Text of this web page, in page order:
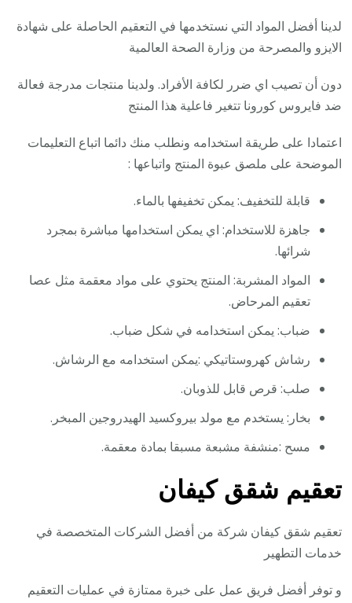
لدينا أفضل المواد التي نستخدمها في التعقيم الحاصلة على شهادة
الايزو والمصرحة من وزارة الصحة العالمية
دون أن تصيب اي ضرر لكافة الأفراد. ولدينا منتجات مدرجة فعالة
ضد فايروس كورونا تتغير فاعلية هذا المنتج
اعتمادا على طريقة استخدامه ونطلب منك دائما اتباع التعليمات
الموضحة على ملصق عبوة المنتج واتباعها :
قابلة للتخفيف: يمكن تخفيفها بالماء.
جاهزة للاستخدام: اي يمكن استخدامها مباشرة بمجرد
شرائها.
المواد المشربة: المنتج يحتوي على مواد معقمة مثل عصا
تعقيم المرحاض.
ضباب: يمكن استخدامه في شكل ضباب.
رشاش كهروستاتيكي :يمكن استخدامه مع الرشاش.
صلب: قرص قابل للذوبان.
بخار: يستخدم مع مولد بيروكسيد الهيدروجين المبخر.
مسح :منشفة مشبعة مسبقا بمادة معقمة.
تعقيم شقق كيفان
تعقيم شقق كيفان شركة من أفضل الشركات المتخصصة في
خدمات التطهير
و توفر أفضل فريق عمل على خبرة ممتازة في عمليات التعقيم